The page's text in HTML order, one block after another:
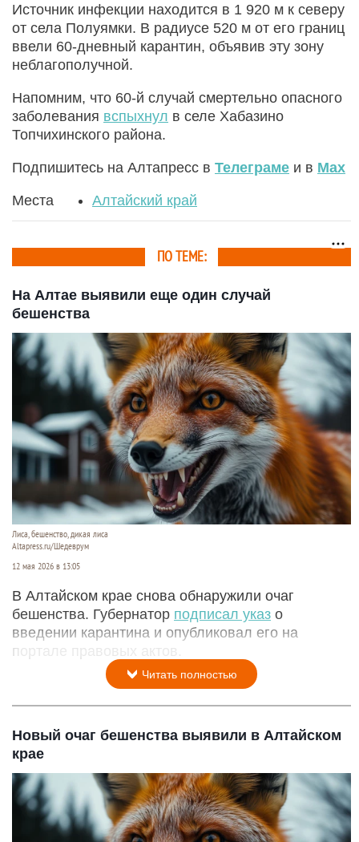
Источник инфекции находится в 1 920 м к северу
от села Полуямки. В радиусе 520 м от его границ
ввели 60-дневный карантин, объявив эту зону
неблагополучной.
Напомним, что 60-й случай смертельно опасного
заболевания вспыхнул в селе Хабазино
Топчихинского района.
Подпишитесь на Алтапресс в Телеграме и в Max
Места Алтайский край
ПО ТЕМЕ:
На Алтае выявили еще один случай
бешенства
Лиса, бешенство, дикая лиса
Altapress.ru/Шедеврум
12 мая 2026 в 13:05
В Алтайском крае снова обнаружили очаг
бешенства. Губернатор подписал указ о
введении карантина и опубликовал его на
портале правовых актов.
Читать полностью
Новый очаг бешенства выявили в Алтайском
крае